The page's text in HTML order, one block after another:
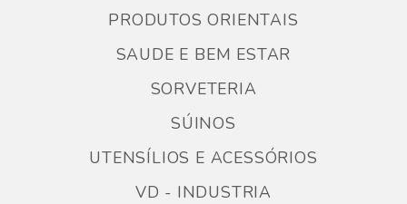
PRODUTOS ORIENTAIS
SAUDE E BEM ESTAR
SORVETERIA
SÚINOS
UTENSÍLIOS E ACESSÓRIOS
VD - INDUSTRIA